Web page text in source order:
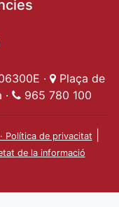
Dénia
Ajuntament
Dénia de
Dénia
Actualitat
Ajuntament
·
Plaça de
965 780 100
Política de privacitat
de la informació